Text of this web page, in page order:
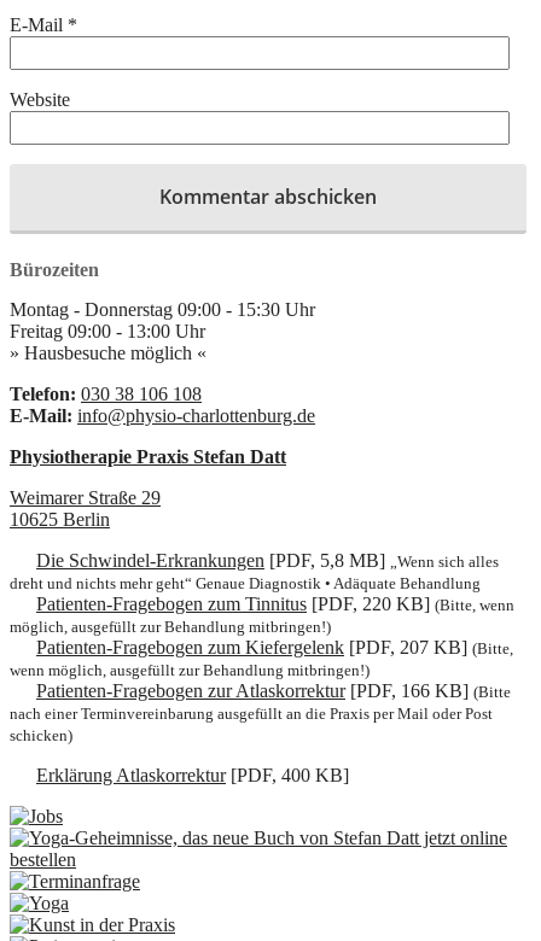
E-Mail *
Website
Bürozeiten
Montag - Donnerstag 09:00 - 15:30 Uhr
Freitag 09:00 - 13:00 Uhr
» Hausbesuche möglich «
Telefon: 030 38 106 108
E-Mail: info@physio-charlottenburg.de
Physiotherapie Praxis Stefan Datt
Weimarer Straße 29
10625 Berlin
Die Schwindel-Erkrankungen [PDF, 5,8 MB] „Wenn sich alles
dreht und nichts mehr geht“ Genaue Diagnostik • Adäquate Behandlung
Patienten-Fragebogen zum Tinnitus [PDF, 220 KB] (Bitte, wenn
möglich, ausgefüllt zur Behandlung mitbringen!)
Patienten-Fragebogen zum Kiefergelenk [PDF, 207 KB] (Bitte,
wenn möglich, ausgefüllt zur Behandlung mitbringen!)
Patienten-Fragebogen zur Atlaskorrektur[PDF, 166 KB] (Bitte
nach einer Terminvereinbarung ausgefüllt an die Praxis per Mail oder Post
schicken)
Erklärung Atlaskorrektur[PDF, 400 KB]